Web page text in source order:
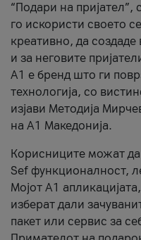
“Подари на пријател”,
го искористи своето
креативно, да
и за неговите
А1 е бренд што ги
технологија, со
изјави Методија
на А1 Македонија.
Корисниците можат да
Sef функционалност,
Мојот А1
изберат дали
пакет или сервис за